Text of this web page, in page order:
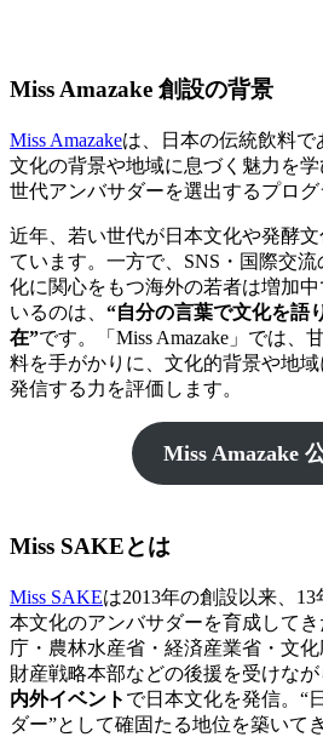
Miss Amazake 創設の背景
Miss Amazakeは、日本の伝統飲料で
文化の背景や地域に息づく魅力を
世代アンバサダーを選出するプログ
近年、若い世代が日本文化や発酵
ています。一方で、SNS・国際交
化に関心をもつ海外の若者は増加
いるのは、 “自分の言葉で文化を語
在”です。「Miss Amazake」では、
料を手がかりに、文化的背景や地域
発信する力を評価します。
Miss Amazake
Miss SAKEとは
Miss SAKEは2013年の創設以来、
本文化のアンバサダーを育成して
庁・農林水産省・経済産業省・文
財産戦略本部などの後援を受けなが
内外イベント で日本文化を発信。“
ダー”として確固たる地位を築いて